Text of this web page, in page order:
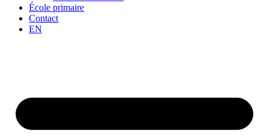
École primaire
Contact
EN